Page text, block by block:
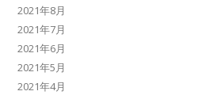
2021年8月
2021年7月
2021年6月
2021年5月
2021年4月